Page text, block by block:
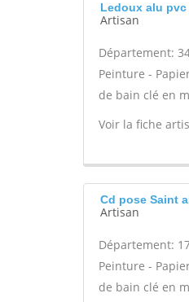
Ledoux alu pvc
Artisan
Département:
Peinture -
de bain clé en
Voir la fiche
Cd pose Saint
Artisan
Département:
Peinture -
de bain clé en